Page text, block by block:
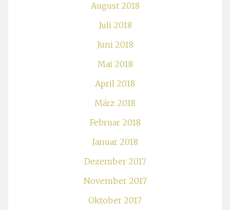
August 2018
Juli 2018
Juni 2018
Mai 2018
April 2018
März 2018
Februar 2018
Januar 2018
Dezember 2017
November 2017
Oktober 2017